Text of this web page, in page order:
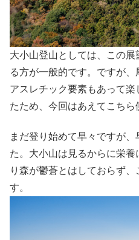
大小山登山としては、この
る方が一般的です。ですが
アスレチック要素もあって
たため、今回はあえてこちら
まだ登り始めて早々ですが
た。大小山は見るからに栄
り森が鬱蒼とはしておらず
す。